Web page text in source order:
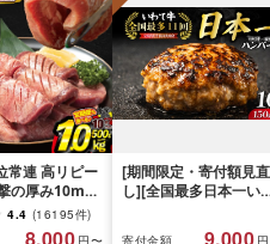
常連 高リピー
の厚み10mm
ン 塩味/ ≪ス
!!10営業日以
4.4 (16195件)
円〜
[期間限定・寄付額見直
し][全国最多日本一い
1.5kg(150g×10個) い
寄付金額